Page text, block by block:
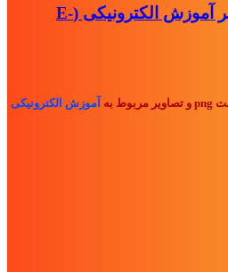
بسته فایل PNG با تصاویر آموزش الکترونیکی (E-
آموزش الکترونیکی